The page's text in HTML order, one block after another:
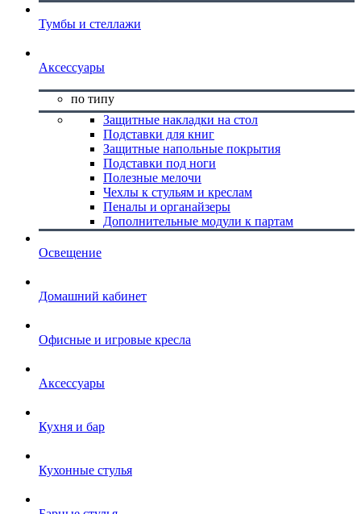
Тумбы и стеллажи
Аксессуары
по типу
Защитные накладки на стол
Подставки для книг
Защитные напольные покрытия
Подставки под ноги
Полезные мелочи
Чехлы к стульям и креслам
Пеналы и органайзеры
Дополнительные модули к партам
Освещение
Домашний кабинет
Офисные и игровые кресла
Аксессуары
Кухня и бар
Кухонные стулья